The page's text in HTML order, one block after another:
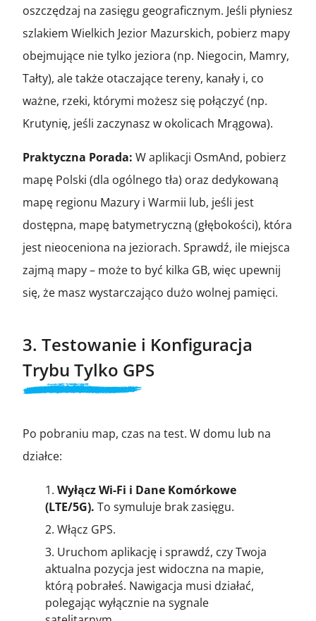
oszczędzaj na zasięgu geograficznym. Jeśli płyniesz
szlakiem Wielkich Jezior Mazurskich, pobierz mapy
obejmujące nie tylko jeziora (np. Niegocin, Mamry,
Tałty), ale także otaczające tereny, kanały i, co
ważne, rzeki, którymi możesz się połączyć (np.
Krutynię, jeśli zaczynasz w okolicach Mrągowa).
Praktyczna Porada: W aplikacji OsmAnd, pobierz
mapę Polski (dla ogólnego tła) oraz dedykowaną
mapę regionu Mazury i Warmii lub, jeśli jest
dostępna, mapę batymetryczną (głębokości), która
jest nieoceniona na jeziorach. Sprawdź, ile miejsca
zajmą mapy – może to być kilka GB, więc upewnij
się, że masz wystarczająco dużo wolnej pamięci.
3. Testowanie i Konfiguracja
Trybu Tylko GPS
Po pobraniu map, czas na test. W domu lub na
działce:
Wyłącz Wi-Fi i Dane Komórkowe
(LTE/5G). To symuluje brak zasięgu.
Włącz GPS.
Uruchom aplikację i sprawdź, czy Twoja
aktualna pozycja jest widoczna na mapie,
którą pobrałeś. Nawigacja musi działać,
polegając wyłącznie na sygnale